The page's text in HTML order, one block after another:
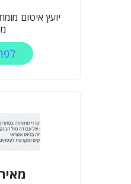
יועץ איטום